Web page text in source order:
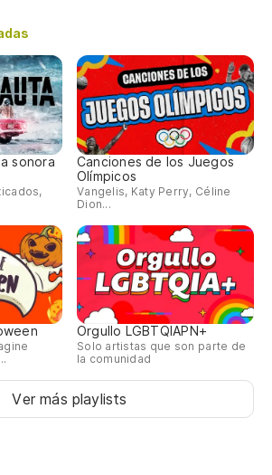
sonora
Canciones de los Juegos
Olímpicos
Vangelis, Katy Perry, Céline
Dion...
Orgullo LGBTQIAPN+
Solo artistas que son parte de
la comunidad
Ver más playlists